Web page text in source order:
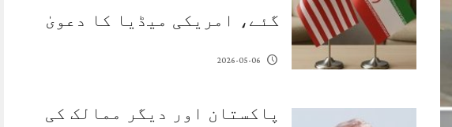
گئے، امریکی میڈیا کا دعویٰ
2026-05-06
پاکستان اور دیگر ممالک کی